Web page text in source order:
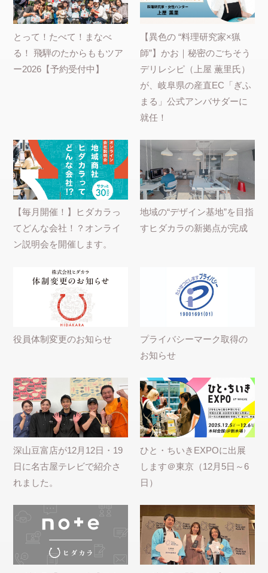
とって！たべて！まなべ
る！ 飛騨のたからももツア
ー2026【予約受付中】
【異色の “料理研究家×猟
師”】かお｜秘密のごちそう
デリレシピ（上屋 薫里氏）
が、岐阜県の産直EC「ぎふ
まる」公式アンバサダーに
就任！
【毎月開催！】ヒダカラっ
てどんな会社！？オンライ
ン説明会を開催します。
地域の“デザイン基地”を目指
すヒダカラの新拠点が完成
役員体制変更のお知らせ
プライバシーマーク取得の
お知らせ
深山豆富店が12月12日・19
日に名古屋テレビで紹介さ
れました。
ひと・ちいきEXPOに出展
します＠東京（12月5日～6
日）